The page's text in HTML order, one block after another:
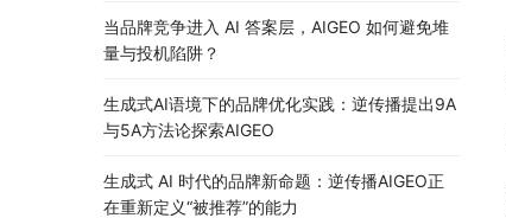
当品牌竞争进入 AI 答案层，AIGEO 如何避免堆
量与投机陷阱？
生成式AI语境下的品牌优化实践：逆传播提出9A
与5A方法论探索AIGEO
生成式 AI 时代的品牌新命题：逆传播AIGEO正
在重新定义“被推荐”的能力